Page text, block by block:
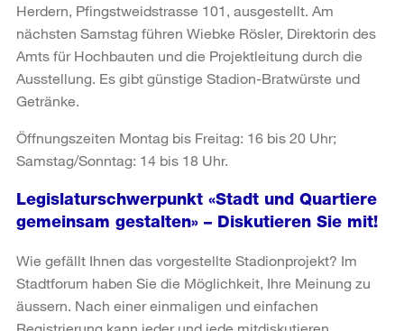
Herdern, Pfingstweidstrasse 101, ausgestellt. Am
nächsten Samstag führen Wiebke Rösler, Direktorin des
Amts für Hochbauten und die Projektleitung durch die
Ausstellung. Es gibt günstige Stadion-Bratwürste und
Getränke.
Öffnungszeiten Montag bis Freitag: 16 bis 20 Uhr;
Samstag/Sonntag: 14 bis 18 Uhr.
Legislaturschwerpunkt «Stadt und Quartiere
gemeinsam gestalten» – Diskutieren Sie mit!
Wie gefällt Ihnen das vorgestellte Stadionprojekt? Im
Stadtforum haben Sie die Möglichkeit, Ihre Meinung zu
äussern. Nach einer einmaligen und einfachen
Registrierung kann jeder und jede mitdiskutieren,